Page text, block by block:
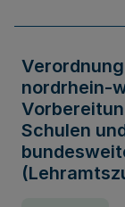
nordrhein-
Schulen